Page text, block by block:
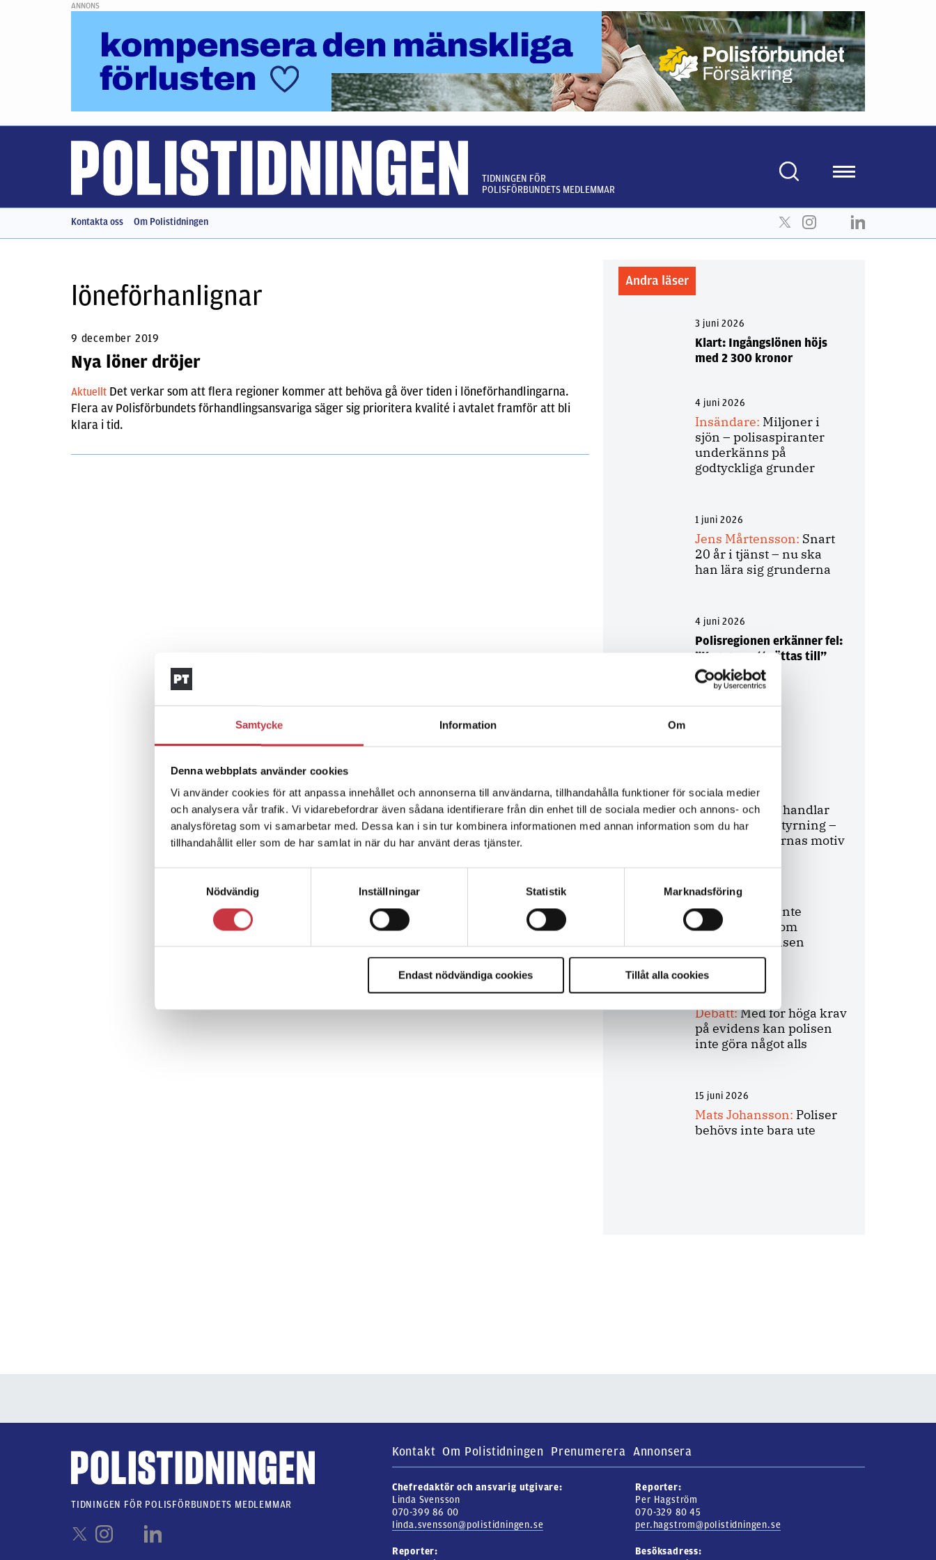
Samtycke Information Om
Denna webbplats använder cookies
Vi använder cookies för att anpassa innehållet och annonserna till användarna, tillhandahålla funktioner för sociala medier
och analysera vår trafik. Vi vidarebefordrar även sådana identifierare från din enhet till de sociala medier och annons- och
analysföretag som vi samarbetar med. Dessa kan i sin tur kombinera informationen med annan information som du har
tillhandahållit eller som de har samlat in när du har använt deras tjänster.
Nödvändig
Inställningar Statistik Marknadsföring
Endast nödvändiga cookies Tillåt alla cookies
ANNONS
TIDNINGEN FÖR
POLISFÖRBUNDETS MEDLEMMAR
Kontakta oss Om Polistidningen
löneförhanlignar
9 december 2019
Nya löner dröjer
Aktuellt Det verkar som att flera regioner kommer att behöva gå över tiden i löneförhandlingarna.
Flera av Polisförbundets förhandlingsansvariga säger sig prioritera kvalité i avtalet framför att bli
klara i tid.
Andra läser
3 juni 2026
Klart: Ingångslönen höjs
med 2 300 kronor
4 juni 2026
Insändare: Miljoner i
sjön – polisaspiranter
underkänns på
godtyckliga grunder
1 juni 2026
Jens Mårtensson: Snart
20 år i tjänst – nu ska
han lära sig grunderna
4 juni 2026
Polisregionen erkänner fel:
”Kommer att rättas till”
Debatt
9 juli 2026
Slutreplik:Det handlar
om kunskapsstyrning –
inte om forskarnas motiv
8 juli 2026
Replik:
Det är inte
evidenskrav som
bakbinder polisen
7 juli 2026
Debatt:Med för höga krav
på evidens kan polisen
inte göra något alls
15 juni 2026
Mats Johansson: Poliser
behövs inte bara ute
Kontakt Om Polistidningen Prenumerera Annonsera
Chefredaktör och ansvarig utgivare:
Linda Svensson
070-399 86 00
linda.svensson@polistidningen.se
Reporter:
Per Hagström
070-329 80 45
per.hagstrom@polistidningen.se
Reporter:
Besöksadress:
TIDNINGEN FÖR POLISFÖRBUNDETS MEDLEMMAR